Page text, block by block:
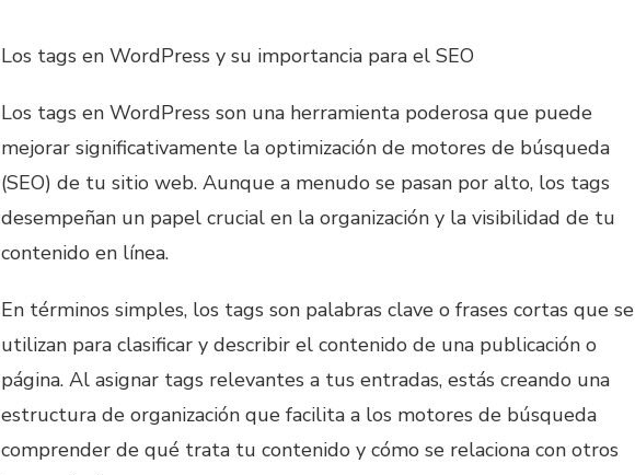
Los tags en WordPress y su importancia para el SEO
Los tags en WordPress son una herramienta poderosa que puede
mejorar significativamente la optimización de motores de búsqueda
(SEO) de tu sitio web. Aunque a menudo se pasan por alto, los tags
desempeñan un papel crucial en la organización y la visibilidad de tu
contenido en línea.
En términos simples, los tags son palabras clave o frases cortas que se
utilizan para clasificar y describir el contenido de una publicación o
página. Al asignar tags relevantes a tus entradas, estás creando una
estructura de organización que facilita a los motores de búsqueda
comprender de qué trata tu contenido y cómo se relaciona con otros